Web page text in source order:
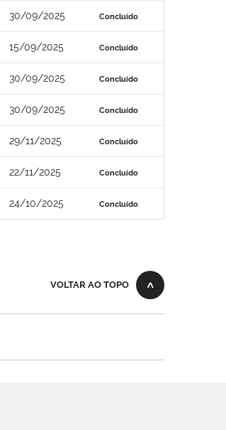
30/09/2025 Concluído
15/09/2025 Concluído
30/09/2025 Concluído
30/09/2025 Concluído
29/11/2025 Concluído
22/11/2025 Concluído
24/10/2025 Concluído
VOLTAR AO TOPO